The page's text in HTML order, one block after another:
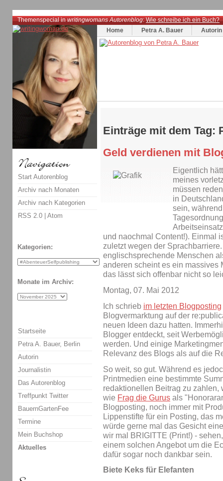
Themenspecial inwritingwomans Autorenblog:Wie schreibe ich ein Buch?
Home
Petra A. Bauer Autorin
Einträge mit dem Tag:
Geld verdienen mit
Eigentlich
meines
müssen
in
sein,
und naochmal Content!). Einmal
zuletzt wegen der
englischsprechende Menschen
anderen scheint es ein massives
das lässt sich offenbar nicht so
Montag, 07. Mai 2012
Ich schrieb im letzten Blogposting
Blogvermarktung auf der
neuen Ideen dazu hatten.
Blogger entdeckt, seit
werden. Und einige
Relevanz des Blogs als auf die
So weit, so gut. Während es
Printmedien eine bestimmte
redaktionellen Beitrag zu
wie Frag die Gurus als
Blogposting, noch immer mit
Lippenstifte für ein Posting, das
würde gerne mal das Gesicht
wir mal BRIGITTE (Print!) -
einem solchen Angebot um die
dafür sogar noch dankbar sein.
Biete Keks für Elefanten
Start Autorenblog
Archiv nach Monaten
Archiv nach Kategorien
RSS 2.0 | Atom
Kategorien:
Monate im Archiv:
Startseite
Petra A. Bauer, Berlin
Autorin
Journalistin
Das Autorenblog
Treffpunkt Twitter
BauernGartenFee
Termine
Mein Buchshop
Aktuelles